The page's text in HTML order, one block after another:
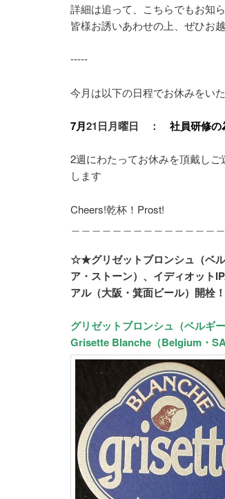
詳細は追って、こちらでもお知
皆様お誘いあわせの上、ぜひお
‐‐‐‐‐
今月は以下の日程でお休みをい
7月21日月曜日 ： 社員研修の
2週にわたってお休みを頂戴し
します
Cheers!乾杯！Prost!
☆★グリゼットブロンシュ（ベ
ア・ストーン）、イディオット
アル（大阪・箕面ビール）開
グリゼットブロンシュ（ベルギ
Grisette Blanche（Belgium・